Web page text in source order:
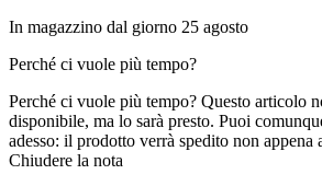
In magazzino dal giorno 25 agosto
Perché ci vuole più tempo?
Perché ci vuole più tempo? Questo articolo
disponibile, ma lo sarà presto. Puoi
adesso: il prodotto verrà spedito non appena
Chiudere la nota